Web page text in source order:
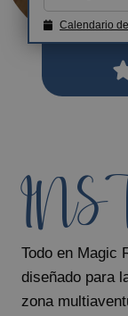
Magic
Magic
Hotel
Magic
Magic
BC Music
Magic
Calendario
Todo en Magic
diseñado para
zona